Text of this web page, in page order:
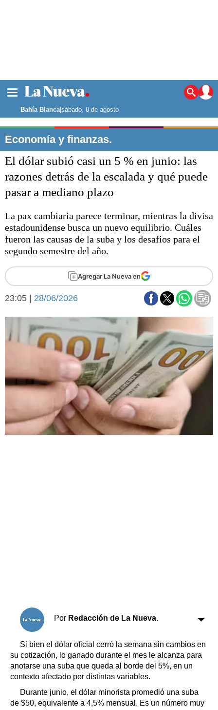
Noticias
La ciudad
Punta Alta
El país
El mundo
Seguridad
Escenario Olímpico
Liga del Sur
Fútbol
Federal A
Arte y cultura
Cines
Economía y campo
Economía y finanzas
Con el campo
Espacio empresas
Sociedad y tiempo
libre
Sociedad
Tecnología
Turismo
Salud
Es viral
Fúnebres
Clasificados
Bahía Blanca|sábado, 8 de agosto
Economía y finanzas.
El dólar subió casi un 5 % en junio: las
razones detrás de la escalada y qué puede
pasar a mediano plazo
La pax cambiaria parece terminar, mientras la divisa
estadounidense busca un nuevo equilibrio. Cuáles
fueron las causas de la suba y los desafíos para el
segundo semestre del año.
Agregar La Nueva en
23:05 | 28/06/2026
Por Redacción de La Nueva.
Si bien el dólar oficial cerró la semana sin cambios en
su cotización, lo ganado durante el mes le alcanza para
anotarse una suba que queda al borde del 5%, en un
contexto afectado por distintas variables.
Durante junio, el dólar minorista promedió una suba
de $50, equivalente a 4,5% mensual. Es un número muy